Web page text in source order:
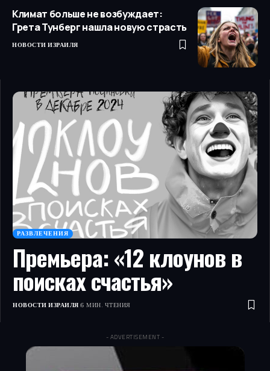
Климат больше не возбуждает:
Грета Тунберг нашла новую страсть
НОВОСТИ ИЗРАИЛЯ
РАЗВЛЕЧЕНИЯ
Премьера: «12 клоунов в
поисках счастья»
НОВОСТИ ИЗРАИЛЯ 6 МИН. ЧТЕНИЯ
- ADVERTISEMENT -